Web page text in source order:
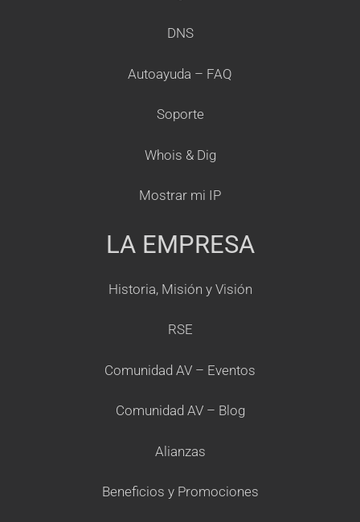
DNS
Autoayuda – FAQ
Soporte
Whois & Dig
Mostrar mi IP
LA EMPRESA
Historia, Misión y Visión
RSE
Comunidad AV – Eventos
Comunidad AV – Blog
Alianzas
Beneficios y Promociones